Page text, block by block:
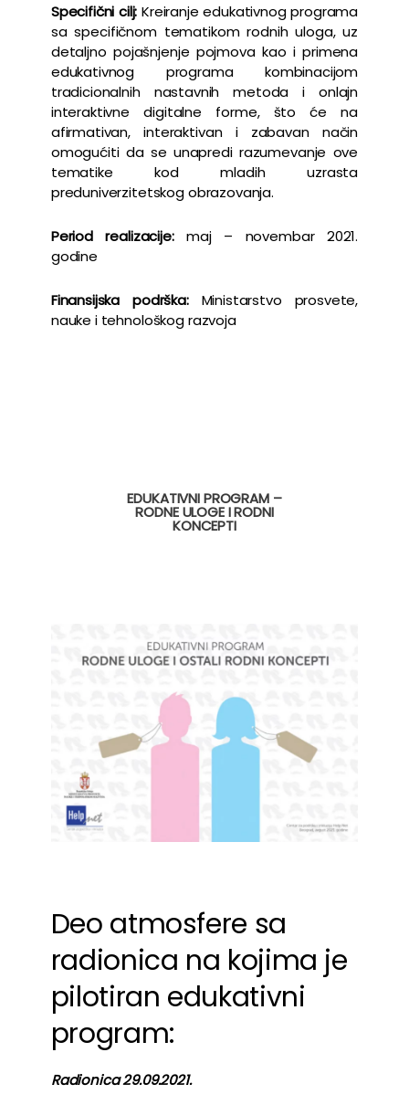
Specifični cilj: Kreiranje edukativnog programa
sa specifičnom tematikom rodnih uloga, uz
detaljno pojašnjenje pojmova kao i primena
edukativnog programa kombinacijom
tradicionalnih nastavnih metoda i onlajn
interaktivne digitalne forme, što će na
afirmativan, interaktivan i zabavan način
omogućiti da se unapredi razumevanje ove
tematike kod mladih uzrasta
preduniverzitetskog obrazovanja.
Period realizacije:maj – novembar 2021.
godine
Finansijska podrška:Ministarstvo prosvete,
nauke i tehnološkog razvoja
EDUKATIVNI PROGRAM –
RODNE ULOGE I RODNI
KONCEPTI
Deo atmosfere sa
radionica na kojima je
pilotiran edukativni
program:
Radionica 29.09.2021.